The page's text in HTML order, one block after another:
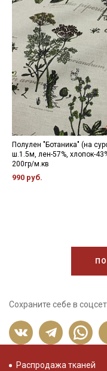
Полулен "Ботаника" (на
ш.1.5м, лен-57%, хлопок-
200гр/м.кв
990 руб.
Сохраните себе в
Распродажа тканей